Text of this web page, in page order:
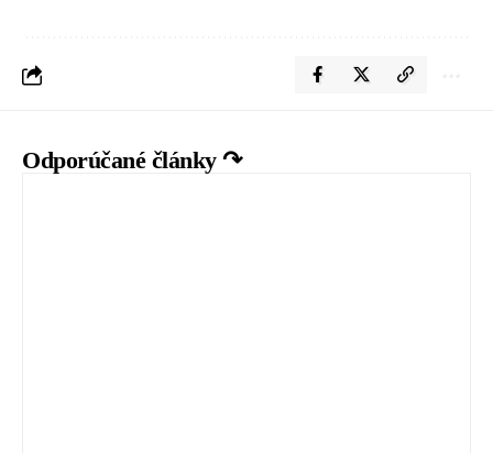
Odporúčané články ↷